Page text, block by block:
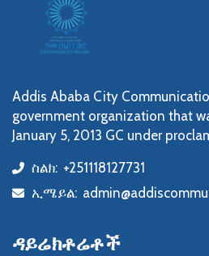
Addis Ababa City
government organization that
January 5, 2013 GC under
icon
ስልክ: +251118127731
icon
ኢሜይል:
ዳይሬክቶሬቶች